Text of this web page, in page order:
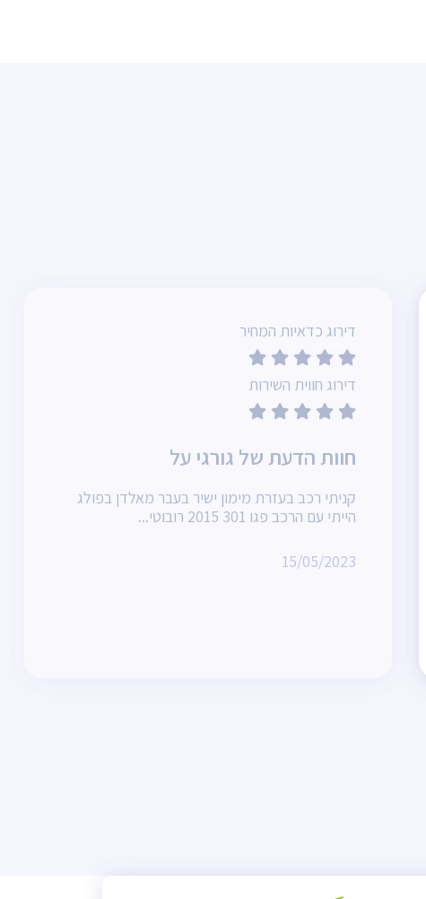
דירוג כדאיות המחיר
דירוג חווית השירות
חוות הדעת של גורגי על
קניתי רכב בעזרת מימון ישיר בעבר מאלדן בפולג
הייתי עם הרכב פגו 301 2015 רובוטי...
15/05/2023